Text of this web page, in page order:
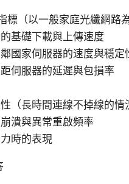
標（以一般家庭光纖網路為
基礎下載與上傳速度
國家伺服器的速度與穩定
伺服器的延遲與包損率
（長時間連線不掉線的情
潰與異常重啟頻率
時的表現